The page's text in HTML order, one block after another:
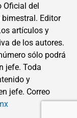
Oficial del
bimestral. Editor
artículos y
de los autores.
sólo podrá
jefe. Toda
y
jefe. Correo